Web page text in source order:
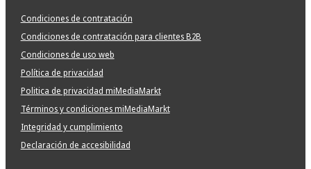
Condiciones de contratación
Condiciones de contratación para clientes B2B
Condiciones de uso web
Política de privacidad
Politica de privacidad miMediaMarkt
Términos y condiciones miMediaMarkt
Integridad y cumplimiento
Declaración de accesibilidad